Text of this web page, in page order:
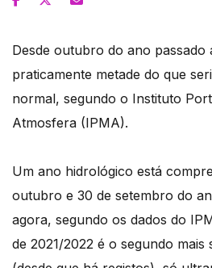
Desde outubro do ano passado
praticamente metade do que
normal, segundo o Instituto
Atmosfera (IPMA).
Um ano hidrológico está
outubro e 30 de setembro do
agora, segundo os dados do
de 2021/2022 é o segundo mais